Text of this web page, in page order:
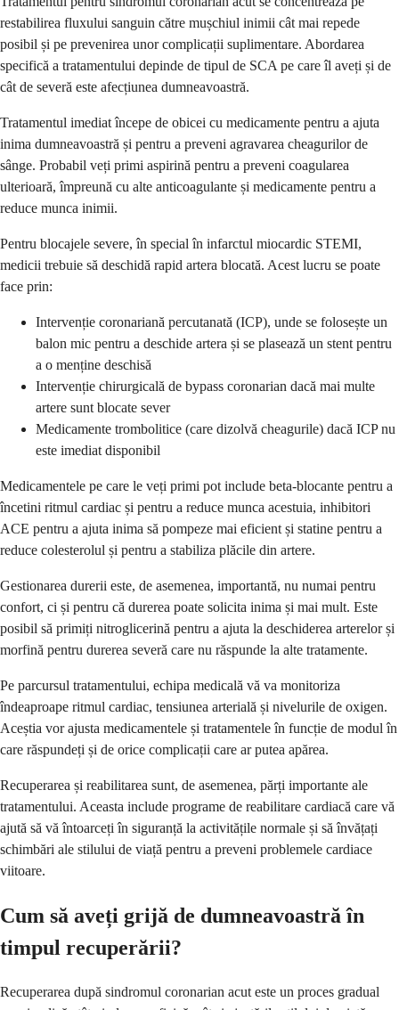
restabilirea fluxului sanguin către mușchiul inimii cât mai repede
posibil și pe prevenirea unor complicații suplimentare. Abordarea
specifică a tratamentului depinde de tipul de SCA pe care îl aveți și de
cât de severă este afecțiunea dumneavoastră.
Tratamentul imediat începe de obicei cu medicamente pentru a ajuta
inima dumneavoastră și pentru a preveni agravarea cheagurilor de
sânge. Probabil veți primi aspirină pentru a preveni coagularea
ulterioară, împreună cu alte anticoagulante și medicamente pentru a
reduce munca inimii.
Pentru blocajele severe, în special în infarctul miocardic STEMI,
medicii trebuie să deschidă rapid artera blocată. Acest lucru se poate
face prin:
Intervenție coronariană percutanată (ICP), unde se folosește un
balon mic pentru a deschide artera și se plasează un stent pentru
a o menține deschisă
Intervenție chirurgicală de bypass coronarian dacă mai multe
artere sunt blocate sever
Medicamente trombolitice (care dizolvă cheagurile) dacă ICP nu
este imediat disponibil
Medicamentele pe care le veți primi pot include beta-blocante pentru a
încetini ritmul cardiac și pentru a reduce munca acestuia, inhibitori
ACE pentru a ajuta inima să pompeze mai eficient și statine pentru a
reduce colesterolul și pentru a stabiliza plăcile din artere.
Gestionarea durerii este, de asemenea, importantă, nu numai pentru
confort, ci și pentru că durerea poate solicita inima și mai mult. Este
posibil să primiți nitroglicerină pentru a ajuta la deschiderea arterelor și
morfină pentru durerea severă care nu răspunde la alte tratamente.
Pe parcursul tratamentului, echipa medicală vă va monitoriza
îndeaproape ritmul cardiac, tensiunea arterială și nivelurile de oxigen.
Aceștia vor ajusta medicamentele și tratamentele în funcție de modul în
care răspundeți și de orice complicații care ar putea apărea.
Recuperarea și reabilitarea sunt, de asemenea, părți importante ale
tratamentului. Aceasta include programe de reabilitare cardiacă care vă
ajută să vă întoarceți în siguranță la activitățile normale și să învățați
schimbări ale stilului de viață pentru a preveni problemele cardiace
viitoare.
Cum să aveți grijă de dumneavoastră în
timpul recuperării?
Recuperarea după sindromul coronarian acut este un proces gradual